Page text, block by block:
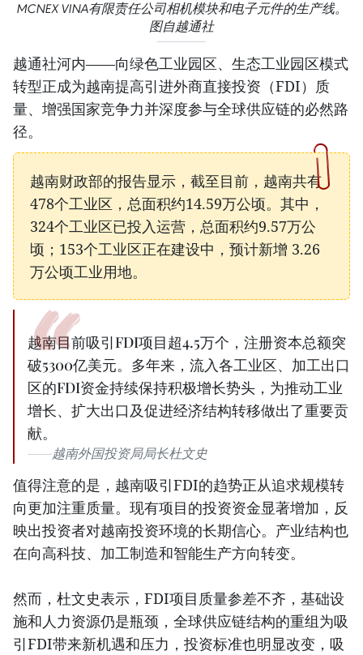
MCNEX VINA有限责任公司相机模块和电子元件的生产线。
图自越通社
越通社河内——向绿色工业园区、生态工业园区模式
转型正成为越南提高引进外商直接投资（FDI）质
量、增强国家竞争力并深度参与全球供应链的必然路
径。
越南财政部的报告显示，截至目前，越南共有
478个工业区，总面积约14.59万公顷。其中，
324个工业区已投入运营，总面积约9.57万公
顷；153个工业区正在建设中，预计新增 3.26
万公顷工业用地。
越南目前吸引FDI项目超4.5万个，注册资本总额突
破5300亿美元。多年来，流入各工业区、加工出口
区的FDI资金持续保持积极增长势头，为推动工业
增长、扩大出口及促进经济结构转移做出了重要贡
献。
越南外国投资局局长杜文史
值得注意的是，越南吸引FDI的趋势正从追求规模转
向更加注重质量。现有项目的投资资金显著增加，反
映出投资者对越南投资环境的长期信心。产业结构也
在向高科技、加工制造和智能生产方向转变。
然而，杜文史表示，FDI项目质量参差不齐，基础设
施和人力资源仍是瓶颈，全球供应链结构的重组为吸
引FDI带来新机遇和压力，投资标准也明显改变，吸